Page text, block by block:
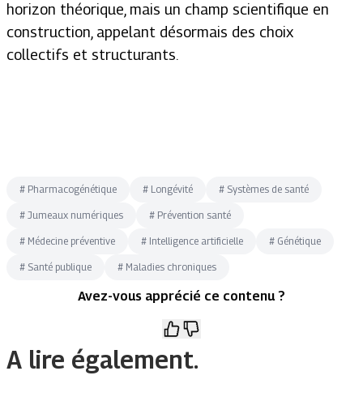
horizon théorique, mais un champ scientifique en
construction, appelant désormais des choix
collectifs et structurants.
# Pharmacogénétique # Longévité # Systèmes de santé
# Jumeaux numériques # Prévention santé
# Médecine préventive # Intelligence artificielle # Génétique
# Santé publique # Maladies chroniques
Avez-vous apprécié ce contenu ?
A lire également.